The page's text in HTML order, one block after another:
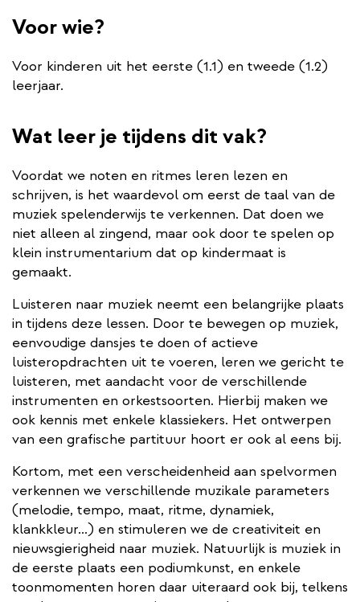
Voor wie?
Voor kinderen uit het eerste (1.1) en tweede (1.2)
leerjaar.
Wat leer je tijdens dit vak?
Voordat we noten en ritmes leren lezen en
schrijven, is het waardevol om eerst de taal van de
muziek spelenderwijs te verkennen. Dat doen we
niet alleen al zingend, maar ook door te spelen op
klein instrumentarium dat op kindermaat is
gemaakt.
Luisteren naar muziek neemt een belangrijke plaats
in tijdens deze lessen. Door te bewegen op muziek,
eenvoudige dansjes te doen of actieve
luisteropdrachten uit te voeren, leren we gericht te
luisteren, met aandacht voor de verschillende
instrumenten en orkestsoorten. Hierbij maken we
ook kennis met enkele klassiekers. Het ontwerpen
van een grafische partituur hoort er ook al eens bij.
Kortom, met een verscheidenheid aan spelvormen
verkennen we verschillende muzikale parameters
(melodie, tempo, maat, ritme, dynamiek,
klankkleur...) en stimuleren we de creativiteit en
nieuwsgierigheid naar muziek. Natuurlijk is muziek in
de eerste plaats een podiumkunst, en enkele
toonmomenten horen daar uiteraard ook bij, telkens